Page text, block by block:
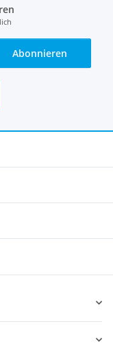
Abonnieren